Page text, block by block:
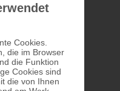
Cookies.
die im Browser
die Funktion
Cookies sind
die von Ihnen